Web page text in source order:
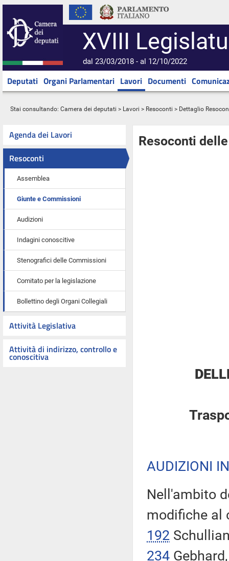
XVIII
dal 23/03/2018 - al 12/10/2022
Deputati Organi Parlamentari Lavori Documenti
Stai consultando: Camera dei deputati > Lavori > Resoconti > Dettaglio
Agenda dei Lavori
Resoconti
Assemblea
Giunte e Commissioni
Audizioni
Indagini conoscitive
Stenografici delle Commissioni
Comitato per la legislazione
Bollettino degli Organi Collegiali
Attività Legislativa
Attività di indirizzo, controllo e
conoscitiva
Resoconti
AUDIZIONI
Nell'ambito
modifiche al
192
234